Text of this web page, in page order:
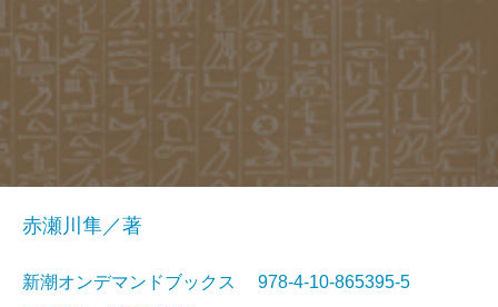
赤瀬川隼／著
新潮オンデマンドブックス 978-4-10-865395-5